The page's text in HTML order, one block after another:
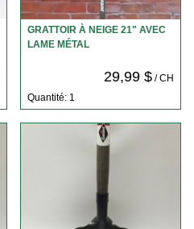
GRATTOIR À NEIGE 21" AVEC
LAME MÉTAL
29,99 $/ CH
Quantité: 1